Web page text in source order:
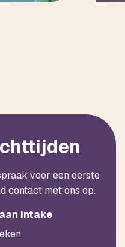
voor een eerste
contact met ons op.
intake